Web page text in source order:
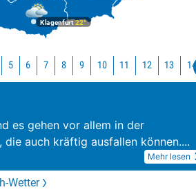
Klagenfurt22°
5 6 7 8 9 10 11 12 13 14
es gehen vor allem in der
auch kräftig ausfallen können....
Mehr lesen
Wetter